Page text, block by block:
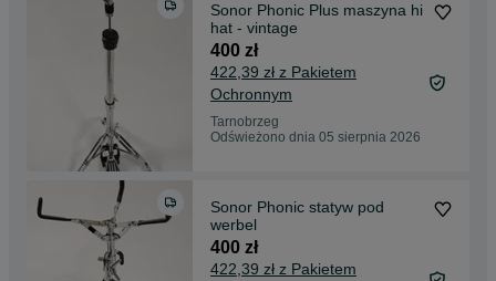
Sonor Phonic Plus maszyna hi
hat - vintage
400 zł
422,39 zł z Pakietem
Ochronnym
Tarnobrzeg
Odświeżono dnia 05 sierpnia 2026
Sonor Phonic statyw pod
werbel
400 zł
422,39 zł z Pakietem